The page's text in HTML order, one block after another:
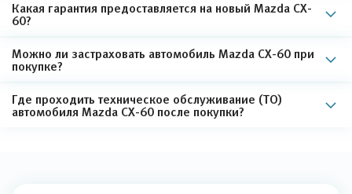
Какая гарантия предоставляется на новый Mazda CX-
60?
Можно ли застраховать автомобиль Mazda CX-60 при
покупке?
Где проходить техническое обслуживание (ТО)
автомобиля Mazda CX-60 после покупки?